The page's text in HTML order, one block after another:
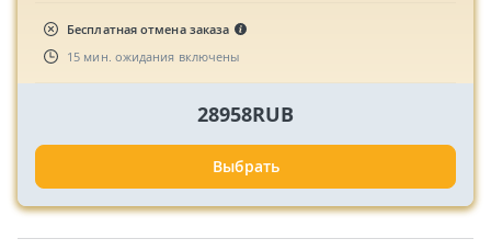
Бесплатная отмена заказа
15 мин. ожидания включены
28958RUB
Выбрать